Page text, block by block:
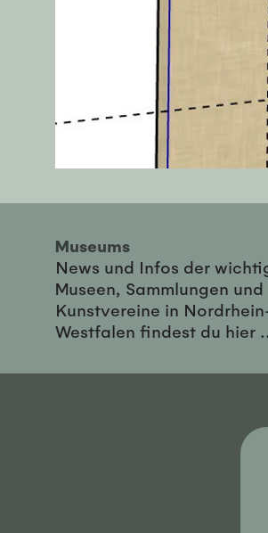
Museums
News und Infos der
Museen, Sammlungen und
Kunstvereine in
Westfalen findest du hier